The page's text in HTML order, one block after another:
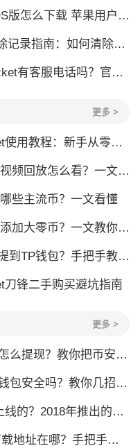
怎么下载 苹果用户安装指南
录指南：如何清除交易历史
客服电话吗？官方联系方式详解
更多 >
程：新手从零学会钱包操作
放怎么看？一文教你轻松找回
些主流币？一文看懂
大零币？一文教你轻松操作
钱包？手把手教你安全转入
刀锋二手购买避坑指南
更多 >
现？教你把币安全换成现金
安全吗？教你几招自查
2018年推出的多链钱包全解析
在哪？手把手教你安全下载